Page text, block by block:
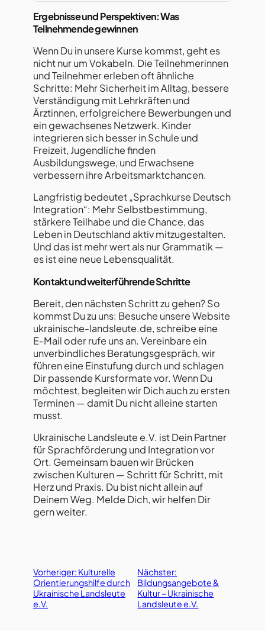
Ergebnisse und Perspektiven: Was
Teilnehmende gewinnen
Wenn Du in unsere Kurse kommst, geht es
nicht nur um Vokabeln. Die Teilnehmerinnen
und Teilnehmer erleben oft ähnliche
Schritte: Mehr Sicherheit im Alltag, bessere
Verständigung mit Lehrkräften und
Ärztinnen, erfolgreichere Bewerbungen und
ein gewachsenes Netzwerk. Kinder
integrieren sich besser in Schule und
Freizeit, Jugendliche finden
Ausbildungswege, und Erwachsene
verbessern ihre Arbeitsmarktchancen.
Langfristig bedeutet „Sprachkurse Deutsch
Integration“: Mehr Selbstbestimmung,
stärkere Teilhabe und die Chance, das
Leben in Deutschland aktiv mitzugestalten.
Und das ist mehr wert als nur Grammatik —
es ist eine neue Lebensqualität.
Kontakt und weiterführende Schritte
Bereit, den nächsten Schritt zu gehen? So
kommst Du zu uns: Besuche unsere Website
ukrainische-landsleute.de, schreibe eine
E‑Mail oder rufe uns an. Vereinbare ein
unverbindliches Beratungsgespräch, wir
führen eine Einstufung durch und schlagen
Dir passende Kursformate vor. Wenn Du
möchtest, begleiten wir Dich auch zu ersten
Terminen — damit Du nicht alleine starten
musst.
Ukrainische Landsleute e.V. ist Dein Partner
für Sprachförderung und Integration vor
Ort. Gemeinsam bauen wir Brücken
zwischen Kulturen — Schritt für Schritt, mit
Herz und Praxis. Du bist nicht allein auf
Deinem Weg. Melde Dich, wir helfen Dir
gern weiter.
Vorheriger: Kulturelle
Orientierungshilfe durch
Ukrainische Landsleute
e.V.
Nächster:
Bildungsangebote &
Kultur – Ukrainische
Landsleute e.V.